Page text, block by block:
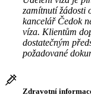
zamítnutí žádosti
kancelář Čedok
víza. Klientům
dostatečným
požadované
Zdravotní